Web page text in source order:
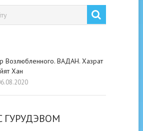
Возлюбленного. ВАДАН. Хазрат
Хан
ГУРУДЭВОМ